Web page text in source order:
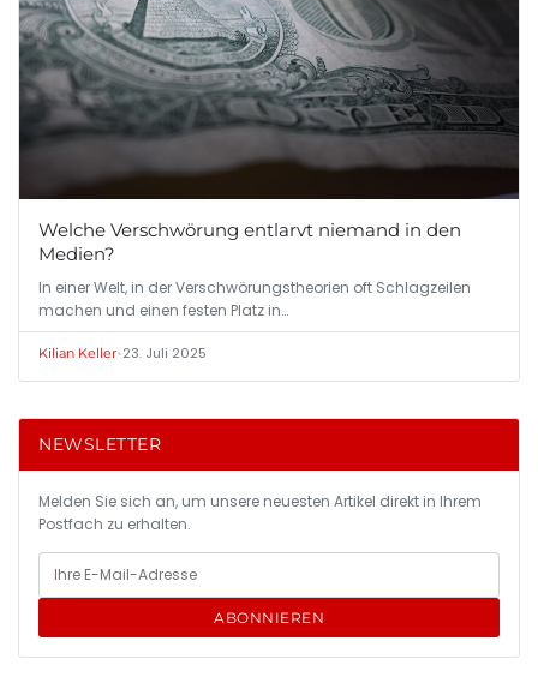
Welche Verschwörung entlarvt niemand in den
Medien?
In einer Welt, in der Verschwörungstheorien oft Schlagzeilen
machen und einen festen Platz in…
Kilian Keller•23. Juli 2025
NEWSLETTER
Melden Sie sich an, um unsere neuesten Artikel direkt in Ihrem
Postfach zu erhalten.
ABONNIEREN